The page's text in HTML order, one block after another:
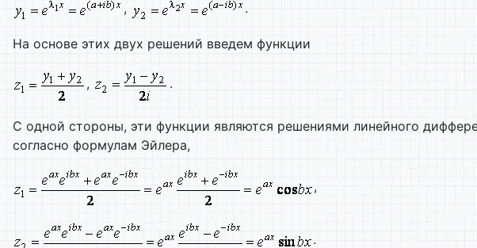
, .
На основе этих двух решений введем функции
, .
С одной стороны, эти функции являются решениями линейного
согласно формулам Эйлера,
,
.